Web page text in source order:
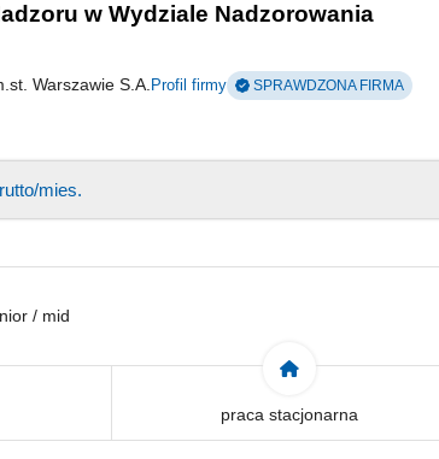
w Wydziale Nadzorowania
Warszawie S.A. Profil firmy SPRAWDZONA FIRMA
mies.
/ mid
praca stacjonarna